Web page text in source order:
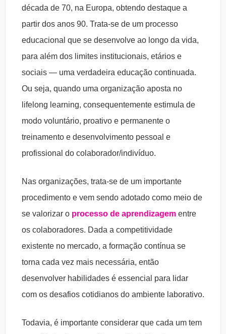
década de 70, na Europa, obtendo destaque a
partir dos anos 90. Trata-se de um processo
educacional que se desenvolve ao longo da vida,
para além dos limites institucionais, etários e
sociais — uma verdadeira educação continuada.
Ou seja, quando uma organização aposta no
lifelong learning, consequentemente estimula de
modo voluntário, proativo e permanente o
treinamento e desenvolvimento pessoal e
profissional do colaborador/indivíduo.
Nas organizações, trata-se de um importante
procedimento e vem sendo adotado como meio de
se valorizar o processo de aprendizagem entre
os colaboradores. Dada a competitividade
existente no mercado, a formação contínua se
torna cada vez mais necessária, então
desenvolver habilidades é essencial para lidar
com os desafios cotidianos do ambiente laborativo.
Todavia, é importante considerar que cada um tem